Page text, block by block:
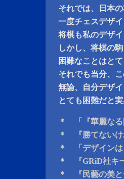
それでは、日本
一度チェスデザ
将棋も私のデザ
しかし、将棋の
困難なことはと
それでも当分、
無論、自分デザ
とても困難だと実
＊ 「『華麗なる
＊ 『勝てないけ
＊ 「デザインは
＊ 『GRiD社キ
＊ 『民藝の美と